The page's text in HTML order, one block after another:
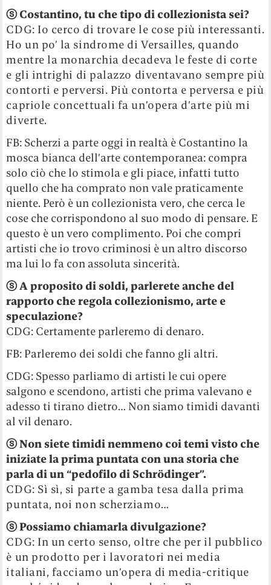
ⓢ Costantino, tu che tipo di collezionista sei?
CDG: Io cerco di trovare le cose più interessanti.
Ho un po’ la sindrome di Versailles, quando
mentre la monarchia decadeva le feste di corte
e gli intrighi di palazzo diventavano sempre più
contorti e perversi. Più contorta e perversa e più
capriole concettuali fa un’opera d’arte più mi
diverte.
FB: Scherzi a parte oggi in realtà è Costantino la
mosca bianca dell’arte contemporanea: compra
solo ciò che lo stimola e gli piace, infatti tutto
quello che ha comprato non vale praticamente
niente. Però è un collezionista vero, che cerca le
cose che corrispondono al suo modo di pensare. E
questo è un vero complimento. Poi che compri
artisti che io trovo criminosi è un altro discorso
ma lui lo fa con assoluta sincerità.
ⓢ A proposito di soldi, parlerete anche del
rapporto che regola collezionismo, arte e
speculazione?
CDG: Certamente parleremo di denaro.
FB: Parleremo dei soldi che fanno gli altri.
CDG: Spesso parliamo di artisti le cui opere
salgono e scendono, artisti che prima valevano e
adesso ti tirano dietro… Non siamo timidi davanti
al vil denaro.
ⓢ Non siete timidi nemmeno coi temi visto che
iniziate la prima puntata con una storia che
parla di un “pedofilo di Schrödinger”.
CDG: Sì sì, si parte a gamba tesa dalla prima
puntata, noi non scherziamo…
ⓢPossiamo chiamarla divulgazione?
CDG: In un certo senso, oltre che per il pubblico
è un prodotto per i lavoratori nei media
italiani, facciamo un’opera di media-critique